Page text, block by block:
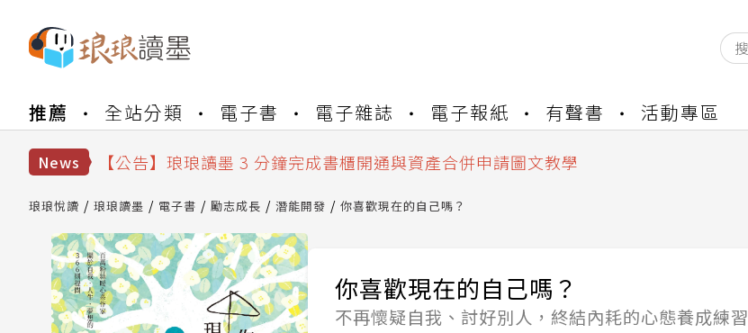
推薦 全站分類 電子書 電子雜誌 電子報紙 有聲書 活動專區
News
【公告】琅琅讀墨數位閱讀資產合併與書櫃開通申請
【公告】琅琅讀墨 3 分鐘完成書櫃開通與資產合併申請圖文教學
【公告】琅琅讀墨數位閱讀資產合併與書櫃開通申請
琅琅悅讀 琅琅讀墨 電子書 勵志成長 潛能開發 你喜歡現在的自己嗎？
你喜歡現在的自己嗎？
不再懷疑自我、討好別人，終結內耗的心態養成練習